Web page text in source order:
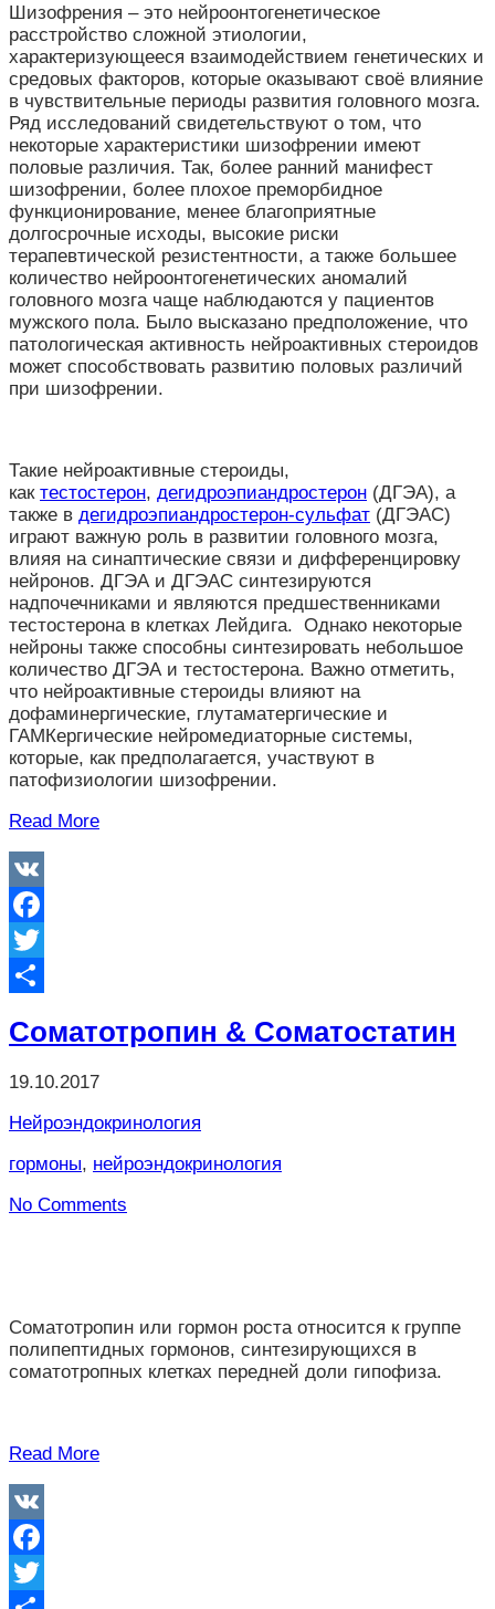
Шизофрения – это нейроонтогенетическое
расстройство сложной этиологии,
характеризующееся взаимодействием генетических и
средовых факторов, которые оказывают своё влияние
в чувствительные периоды развития головного мозга.
Ряд исследований свидетельствуют о том, что
некоторые характеристики шизофрении имеют
половые различия. Так, более ранний манифест
шизофрении, более плохое преморбидное
функционирование, менее благоприятные
долгосрочные исходы, высокие риски
терапевтической резистентности, а также большее
количество нейроонтогенетических аномалий
головного мозга чаще наблюдаются у пациентов
мужского пола. Было высказано предположение, что
патологическая активность нейроактивных стероидов
может способствовать развитию половых различий
при шизофрении.
Такие нейроактивные стероиды,
как тестостерон, дегидроэпиандростерон (ДГЭА), а
также в дегидроэпиандростерон-сульфат (ДГЭАС)
играют важную роль в развитии головного мозга,
влияя на синаптические связи и дифференцировку
нейронов. ДГЭА и ДГЭАС синтезируются
надпочечниками и являются предшественниками
тестостерона в клетках Лейдига. Однако некоторые
нейроны также способны синтезировать небольшое
количество ДГЭА и тестостерона. Важно отметить,
что нейроактивные стероиды влияют на
дофаминергические, глутаматергические и
ГАМКергические нейромедиаторные системы,
которые, как предполагается, участвуют в
патофизиологии шизофрении.
Read More
VK
Facebook
Twitter
Соматотропин & Соматостатин
19.10.2017
Нейроэндокринология
гормоны, нейроэндокринология
No Comments
Соматотропин или гормон роста относится к группе
полипептидных гормонов, синтезирующихся в
соматотропных клетках передней доли гипофиза.
Read More
VK
Facebook